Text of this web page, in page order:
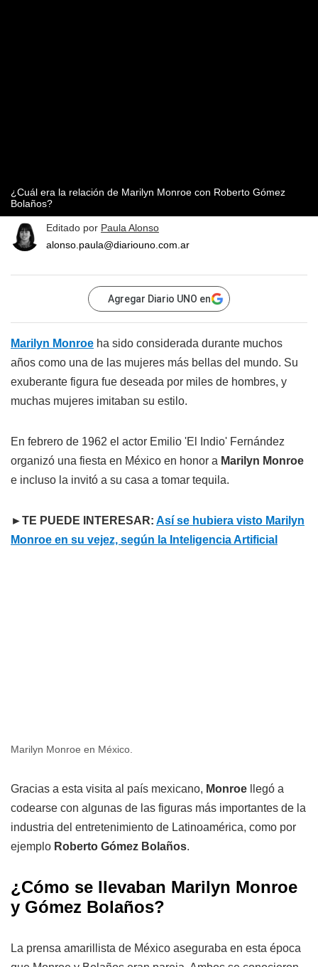
¿Cuál era la relación de Marilyn Monroe con Roberto Gómez
Bolaños?
Editado por Paula Alonso
alonso.paula@diariouno.com.ar
Agregar Diario UNO en
Marilyn Monroe ha sido considerada durante muchos
años como una de las mujeres más bellas del mundo. Su
exuberante figura fue deseada por miles de hombres, y
muchas mujeres imitaban su estilo.
En febrero de 1962 el actor Emilio 'El Indio' Fernández
organizó una fiesta en México en honor a Marilyn Monroe
e incluso la invitó a su casa a tomar tequila.
►TE PUEDE INTERESAR: Así se hubiera visto Marilyn
Monroe en su vejez, según la Inteligencia Artificial
Marilyn Monroe en México.
Gracias a esta visita al país mexicano, Monroe
llegó a
codearse con algunas de las figuras más importantes de la
industria del entretenimiento de Latinoamérica, como por
ejemplo Roberto Gómez Bolaños.
¿Cómo se llevaban Marilyn Monroe
y Gómez Bolaños?
La prensa amarillista de México aseguraba en esta época